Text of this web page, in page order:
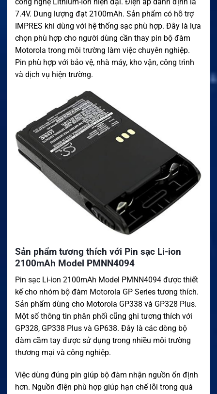
7.4V. Dung lượng đạt 2100mAh. Sản phẩm có hỗ trợ
IMPRES khi dùng với hệ thống sạc phù hợp. Đây là lựa
chọn phù hợp cho người dùng cần thay pin bộ đàm
Motorola trong môi trường làm việc chuyên nghiệp.
Pin phù hợp với bảo vệ, nhà máy, kho vận, công trình
và dịch vụ hiện trường.
Sản phẩm tương thích với Pin sạc Li-ion
2100mAh Model PMNN4094
Pin sạc Li-ion 2100mAh Model PMNN4094 được thiết
kế cho nhóm bộ đàm Motorola GP Series tương thích.
Sản phẩm dùng cho Motorola GP338 và GP328 Plus.
Một số thông tin phân phối cũng ghi tương thích với
GP328, GP338 Plus và GP638. Đây là các dòng bộ
đàm cầm tay được sử dụng trong nhiều môi trường
thương mại và công nghiệp.
Việc dùng đúng pin giúp bộ đàm nhận nguồn ổn định
hơn. Nguồn điện phù hợp giúp hạn chế lỗi trong quá